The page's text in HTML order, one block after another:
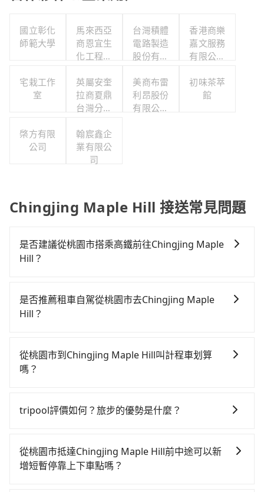
國立彰化
師範大學
馬來西亞
商恩宜生
化工程有
台灣積體
電路製造
股份有限
香港商樂
嘉文服務
有限公司
司
宅栽工作
室
英屬安奎
拉商夏鼎
台灣分公
美商布雷
利昂股份
有限公司
初味茶萃
館
棨方有限
公司
翰宸鑫企
業有限公
司
Chingjing Maple Hill 接送常見問題
是否建議從桃園市搭乘高鐵前往Chingjing Maple
Hill？
較貴、費時！從最早06:49一直到23:21，桃園-台中一天
最多有72班次高鐵可搭乘。假設從桃園市大園區前往最
排隊的時間約15分鐘，再乘坐30~43分鐘（平均38分）
的高鐵從桃園站前往台中高鐵站，每人票價540元，再用
Hill (南投縣仁愛鄉) 的目的地。全程加上轉車時間共3小
每人平均花費約1,720元，費時2小時59分鐘。選擇搭乘
高鐵而不預約包車，不僅每人至少額外負擔20元車資，
是否推薦租車自駕從桃園市去Chingjing Maple
Hill？
時不需要閉目養神（因為要自己開車），最重要的是你
當天就要來回，那在桃園路邊可隨租隨借的iRent應該是
市（大園區）到Chingjing Maple Hill的花費預估為
時40元路邊停車費用預估進去，但額外的汽車保險與可
能的罰單都需自付。再者，和運的iRent只提供最基本的
從桃園市到Chingjing Maple Hill叫計程車划算
嗎？
灣大車隊、Uber、Line Taxi、Yoxi等，如果在路邊攔不
車等叫車看看。依照里程跳錶計算，價格約為
6,085~7,300元間，但如改預約tripool可省高達
tripool評價如何？旅步的優勢是什麼？
定及可靠的，大多數的使用者都給予了高分評價。此
外，tripool司機專業的駕駛和親切服務態度也獲得了許
從桃園市抵達Chingjing Maple Hill前中途可以新
增短暫停靠上下車點嗎？